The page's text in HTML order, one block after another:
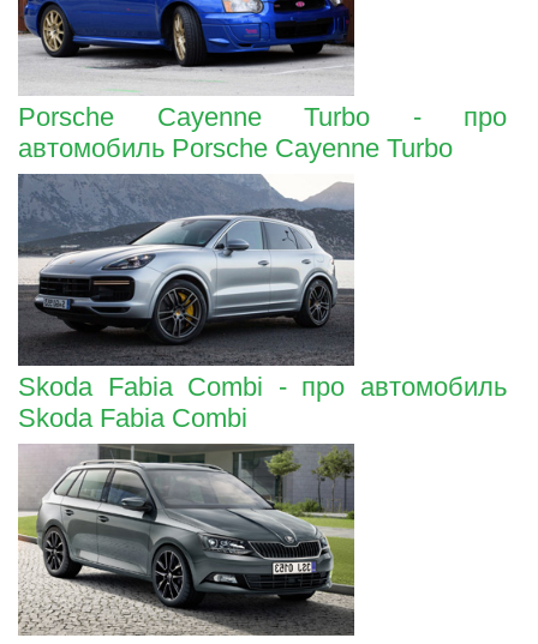
Porsche Cayenne Turbo - про
автомобиль Porsche Cayenne Turbo
Skoda Fabia Combi - про автомобиль
Skoda Fabia Combi